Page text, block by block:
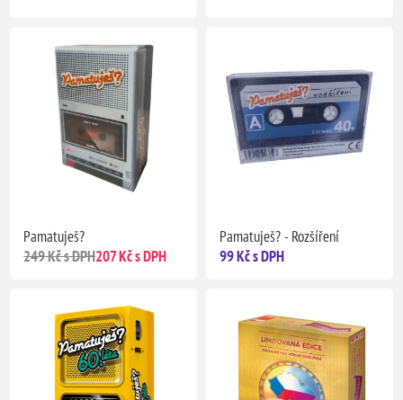
Pamatuješ?
249 Kč s DPH207 Kč s DPH
Pamatuješ? - Rozšíření
99 Kč s DPH